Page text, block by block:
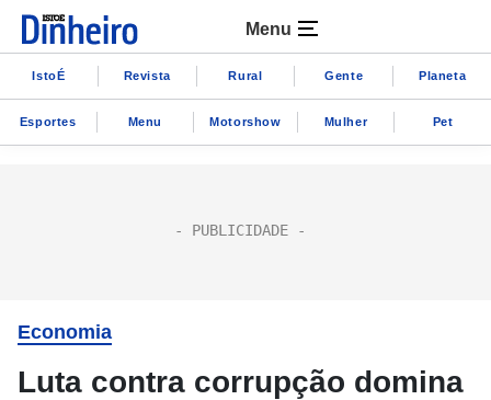
Menu
IstoÉ Revista Rural Gente Planeta
Esportes Menu Motorshow Mulher Pet
Economia
Luta contra corrupção domina